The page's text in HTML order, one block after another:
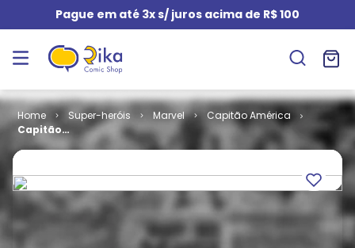
Pague em até 3x s/ juros acima de R$ 100
Super-heróis Marvel
Capitão América
Capitão
América #